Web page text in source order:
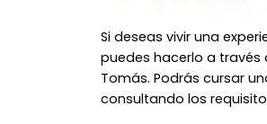
Si deseas vivir una
puedes hacerlo a través
Tomás. Podrás cursar
consultando los